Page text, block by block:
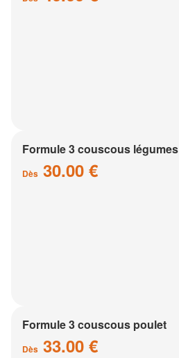
Formule 3 couscous légumes
Dès 30.00 €
Formule 3 couscous poulet
Dès 33.00 €